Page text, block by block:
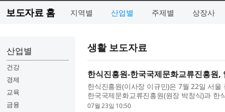
보도자료 홈 지역별 산업별 주제별 상장사
산업별
건강
경제
교육
금융
생활 보도자료
한식진흥원-한국국제문화교류진흥원,
한식진흥원(이사장 이규민)은 7월 22일 서
한국국제문화교류진흥원(원장 박창식)과
약(MOU)을 체결했다. 이번 협약은 국...
07월 23일 10:50